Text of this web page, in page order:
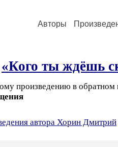
Авторы
«Кого ты ждёшь
произведению в обратном
автора Хорин Дмитрий